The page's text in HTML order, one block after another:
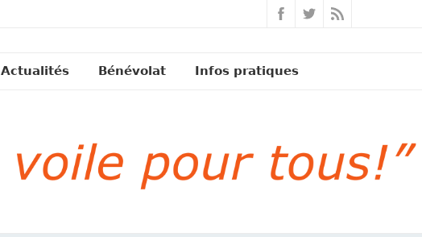
Actualités Bénévolat Infos pratiques